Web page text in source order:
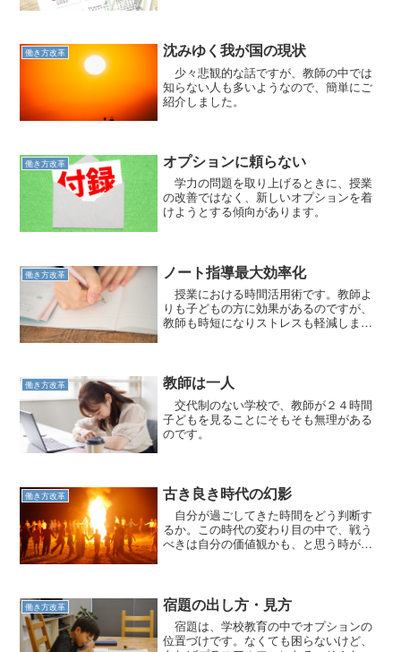
働き方改革 沈みゆく我が国の現状
少々悲観的な話ですが、教師の中では
知らない人も多いようなので、簡単にご
紹介しました。
働き方改革 オプションに頼らない
学力の問題を取り上げるときに、授業
の改善ではなく、新しいオプションを着
けようとする傾向があります。
働き方改革 ノート指導最大効率化
授業における時間活用術です。教師よ
りも子どもの方に効果があるのですが、
教師も時短になりストレスも軽減しま
働き方改革 教師は一人
交代制のない学校で、教師が２４時間
子どもを見ることにそもそも無理がある
のです。
働き方改革 古き良き時代の幻影
自分が過ごしてきた時間をどう判断す
るか。この時代の変わり目の中で、戦う
べきは自分の価値観かも、と思う時があ
働き方改革 宿題の出し方・見方
宿題は、学校教育の中でオプションの
位置づけです。なくても困らないけど、